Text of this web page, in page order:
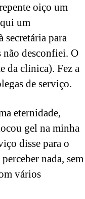
oiço um
um
secretária para
não desconfiei. O
da clínica). Fez a
de serviço.
eternidade,
gel na minha
disse para o
nada, sem
vários